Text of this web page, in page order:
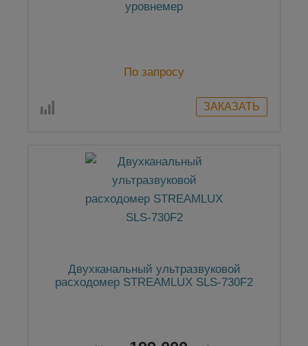
уровнемер
По запросу
Двухканальный ультразвуковой
расходомер STREAMLUX SLS-730F2